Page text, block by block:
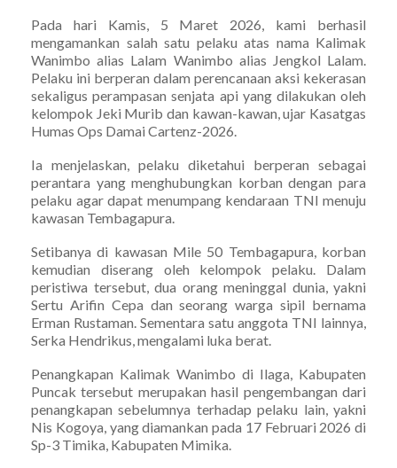
Pada hari Kamis, 5 Maret 2026, kami berhasil
mengamankan salah satu pelaku atas nama Kalimak
Wanimbo alias Lalam Wanimbo alias Jengkol Lalam.
Pelaku ini berperan dalam perencanaan aksi kekerasan
sekaligus perampasan senjata api yang dilakukan oleh
kelompok Jeki Murib dan kawan-kawan, ujar Kasatgas
Humas Ops Damai Cartenz-2026.
Ia menjelaskan, pelaku diketahui berperan sebagai
perantara yang menghubungkan korban dengan para
pelaku agar dapat menumpang kendaraan TNI menuju
kawasan Tembagapura.
Setibanya di kawasan Mile 50 Tembagapura, korban
kemudian diserang oleh kelompok pelaku. Dalam
peristiwa tersebut, dua orang meninggal dunia, yakni
Sertu Arifin Cepa dan seorang warga sipil bernama
Erman Rustaman. Sementara satu anggota TNI lainnya,
Serka Hendrikus, mengalami luka berat.
Penangkapan Kalimak Wanimbo di Ilaga, Kabupaten
Puncak tersebut merupakan hasil pengembangan dari
penangkapan sebelumnya terhadap pelaku lain, yakni
Nis Kogoya, yang diamankan pada 17 Februari 2026 di
Sp-3 Timika, Kabupaten Mimika.